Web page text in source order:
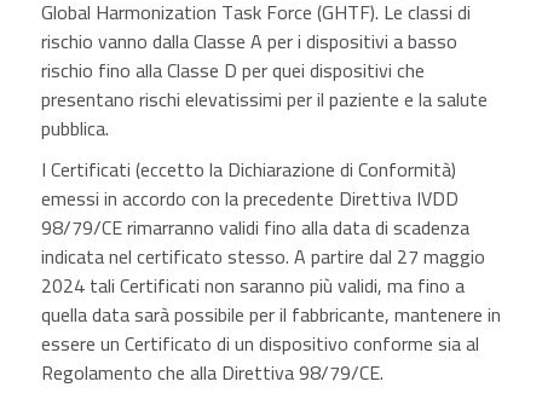
Global Harmonization Task Force (GHTF). Le classi di
rischio vanno dalla Classe A per i dispositivi a basso
rischio fino alla Classe D per quei dispositivi che
presentano rischi elevatissimi per il paziente e la salute
pubblica.
I Certificati (eccetto la Dichiarazione di Conformità)
emessi in accordo con la precedente Direttiva IVDD
98/79/CE rimarranno validi fino alla data di scadenza
indicata nel certificato stesso. A partire dal 27 maggio
2024 tali Certificati non saranno più validi, ma fino a
quella data sarà possibile per il fabbricante, mantenere in
essere un Certificato di un dispositivo conforme sia al
Regolamento che alla Direttiva 98/79/CE.